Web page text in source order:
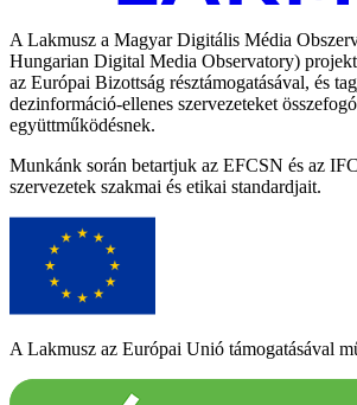
A Lakmusz a Magyar Digitális Média
Hungarian Digital Media Observatory)
az Európai Bizottság résztámogatásával, és
dezinformáció-ellenes szervezeteket
együttműködésnek.
Munkánk során betartjuk az EFCSN és az
szervezetek szakmai és etikai standardjait.
A Lakmusz az Európai Unió támogatásával